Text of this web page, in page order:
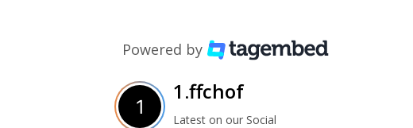
Powered by
1.ffchof
Latest on our Social